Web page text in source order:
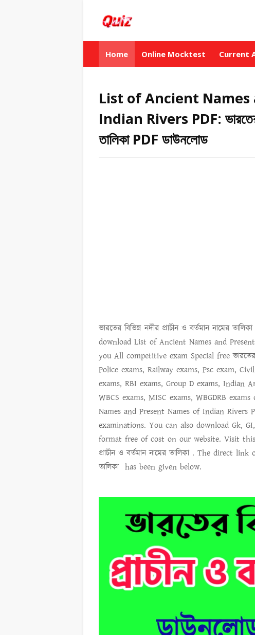
Home Online Mocktest Current
List of Ancient
Indian Rivers PDF: ভারতের
তালিকা PDF ডাউনলোড
ভারতের বিভিন্ন নদীর প্রাচীন ও বর্তমান নামের
download List of Ancient Names and
you All competitive exam Special free
Police exams, Railway exams, Psc exam,
exams, RBI exams, Group D exams, Indian
WBCS exams, MISC exams, WBGDRB
Names and Present Names of Indian Rivers
examinations. You can also download Gk,
format free of cost on our website. Visit
প্রাচীন ও বর্তমান নামের তালিকা . The direct link
তালিকা has been given below.